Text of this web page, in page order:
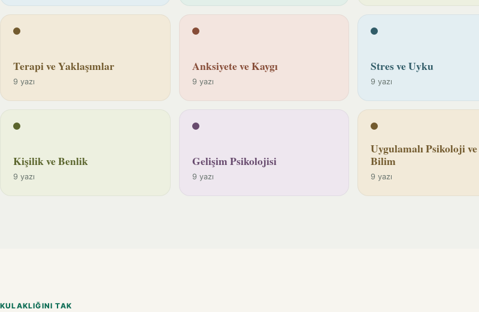
Terapi ve Yaklaşımlar
9 yazı
Anksiyete ve Kaygı
9 yazı
Stres ve Uyku
9 yazı
Kişilik ve Benlik
9 yazı
Gelişim Psikolojisi
9 yazı
Uygulamalı Psikoloji ve
Bilim
9 yazı
KULAKLIĞINI TAK